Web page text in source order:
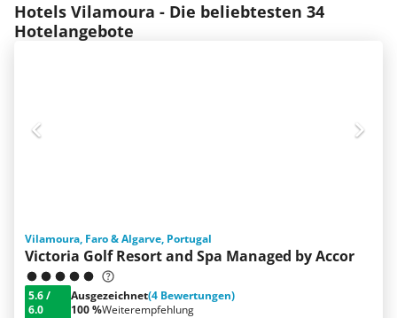
Hotels Vilamoura - Die beliebtesten 34
Hotelangebote
Vilamoura, Faro & Algarve, Portugal
Victoria Golf Resort and Spa Managed by Accor
5.6/
6.0
Ausgezeichnet(4 Bewertungen)
100 %Weiterempfehlung